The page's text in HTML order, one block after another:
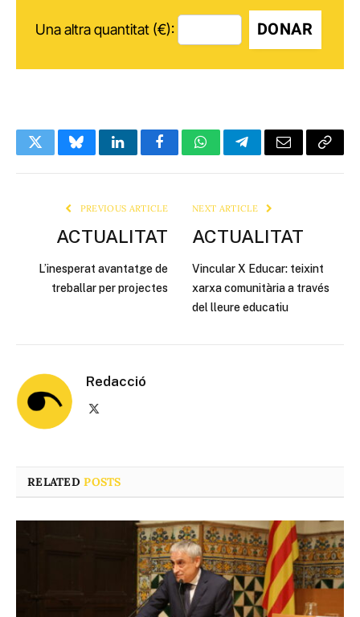
Una altra quantitat (€): DONAR
TwitterBlueskyLinkedInFacebookWhatsAppTelegramEmail Copy
PREVIOUS ARTICLE
ACTUALITAT
L’inesperat avantatge de
treballar per projectes
NEXT ARTICLE
ACTUALITAT
Vincular X Educar: teixint
xarxa comunitària a través
del lleure educatiu
Redacció
RELATEDPOSTS